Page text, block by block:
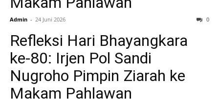
Admin - 24 Juni 2026 0
Refleksi Hari Bhayangkara
ke-80: Irjen Pol Sandi
Nugroho Pimpin Ziarah ke
Makam Pahlawan